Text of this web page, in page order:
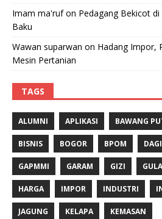
Imam ma'rufon Pedagang Bekicot
Baku
Wawan suparwan on Hadang Impor,
Mesin Pertanian
TAGS
ALUMNI APLIKASI BAWANG
BISNIS BOGOR BPOM
GAPMMI GARAM GIZI GULA
HARGA IMPOR INDUSTRI
JAGUNG KELAPA KEMASAN